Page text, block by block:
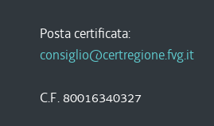
Posta certificata:
consiglio@certregione.fvg.it
C.F. 80016340327